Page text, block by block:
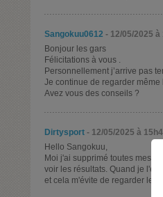
Sangokuu0612 - 12/05/2025 à
Bonjour les gars
Félicitations à vous .
Personnellement j’arrive pas
Je continue de regarder
Avez vous des conseils ?
Dirtysport - 12/05/2025 à
Hello Sangokuu,
Moi j'ai supprimé toutes mes
voir les résultats. Quand je
et cela m'évite de regarder les